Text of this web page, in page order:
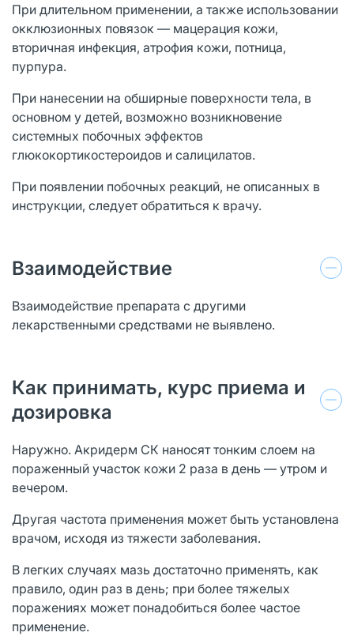
При длительном применении, а также использовании
окклюзионных повязок — мацерация кожи,
вторичная инфекция, атрофия кожи, потница,
пурпура.
При нанесении на обширные поверхности тела, в
основном у детей, возможно возникновение
системных побочных эффектов
глюкокортикостероидов и салицилатов.
При появлении побочных реакций, не описанных в
инструкции, следует обратиться к врачу.
Взаимодействие
Взаимодействие препарата с другими
лекарственными средствами не выявлено.
Как принимать, курс приема и
дозировка
Наружно. Акридерм СК наносят тонким слоем на
пораженный участок кожи 2 раза в день — утром и
вечером.
Другая частота применения может быть установлена
врачом, исходя из тяжести заболевания.
В легких случаях мазь достаточно применять, как
правило, один раз в день; при более тяжелых
поражениях может понадобиться более частое
применение.